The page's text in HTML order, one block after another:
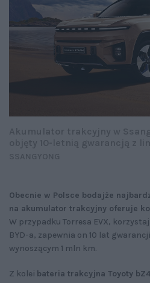
Obecnie w Polsce bodajże
na akumulator trakcyjny oferuje
W przypadku Torresa EVX,
BYD-a, zapewnia on 10 lat
wynoszącym 1 mln km.
Z kolei bateria trakcyjna Toyoty